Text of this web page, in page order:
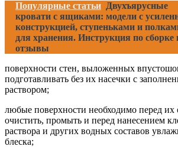
Популярные статьи Двухъярусные
кровати с ящиками: модели с
конструкцией, ступеньками и
для хранения. Инструкция по сборке
отзывы
поверхности стен, выложенных
подготавливать без их насечки с
раствором;
любые поверхности необходимо перед их
очистить, промыть и перед нанесением
раствора и других водных составов
блеска;